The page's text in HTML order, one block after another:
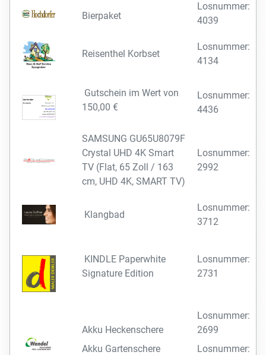
Bierpaket
Losnummer:
4039
Reisenthel Korbset
Losnummer:
4134
Gutschein im Wert von
150,00 €
Losnummer:
4436
SAMSUNG GU65U8079F
Crystal UHD 4K Smart
TV (Flat, 65 Zoll / 163
cm, UHD 4K, SMART TV)
Losnummer:
2992
Klangbad
Losnummer:
3712
KINDLE Paperwhite
Signature Edition
Losnummer:
2731
Akku Heckenschere
Akku Gartenschere
Losnummer:
2699
Losnummer: